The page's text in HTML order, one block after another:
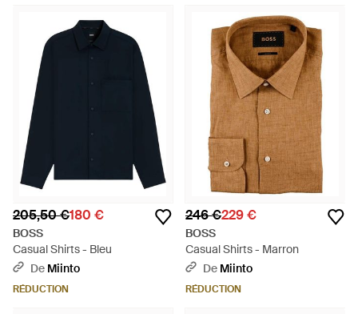
205,50 €180 €
BOSS
Casual Shirts - Bleu
De Miinto
RÉDUCTION
246 €229 €
BOSS
Casual Shirts - Marron
De Miinto
RÉDUCTION